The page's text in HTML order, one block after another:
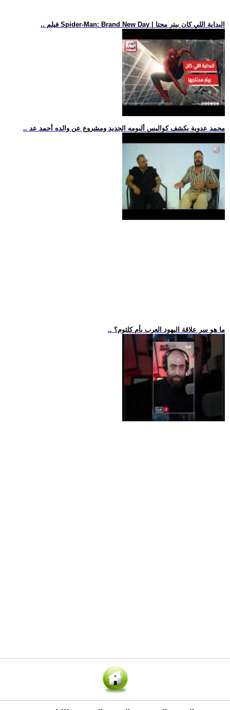
.. فيلم Spider-Man: Brand New Day | البداية اللي كان بيتر محتا
.. محمد عدوية يكشف كواليس ألبومه الجديد ومشروع عن والده أحمد عد
.. ما هو سر علاقة اليهود العرب بأم كلثوم؟